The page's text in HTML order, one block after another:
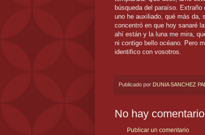
búsqueda del paraíso.
uno he auxiliado, qué más da,
concentró en que hoy sanaré
ahí están y la luna me mira,
ni contigo bello océano. Pero
identifico con vosotros.
Publicado por DUNIA SANCHEZ
No hay
Publicar un comentario